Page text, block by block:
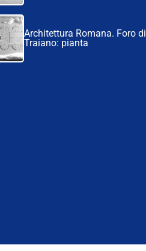
Architettura Romana. Foro di
Traiano: pianta